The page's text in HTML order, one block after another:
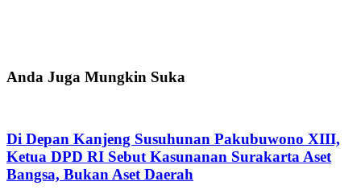
Anda Juga Mungkin Suka
Di Depan Kanjeng Susuhunan Pakubuwono XIII,
Ketua DPD RI Sebut Kasunanan Surakarta Aset
Bangsa, Bukan Aset Daerah